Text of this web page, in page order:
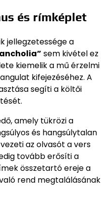
és rímképlet
jellegzetessége a
sem kivétel ez
kiemelik a mű érzelmi
kifejezéséhez. A
segíti a költői
amely tükrözi a
és hangsúlytalan
az olvasót a vers
tovább erősíti a
összetartó ereje a
rend megtalálásának